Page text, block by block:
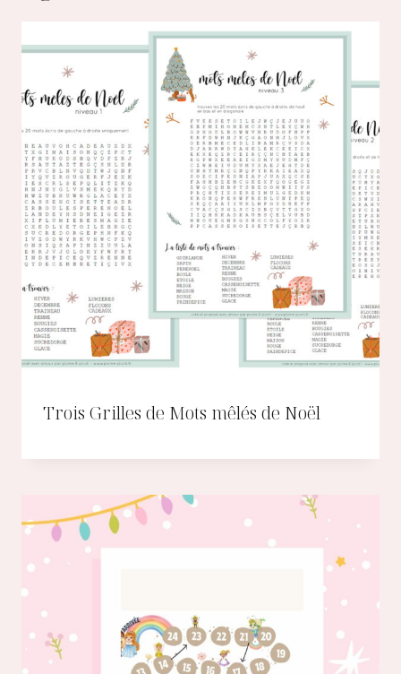
Trois Grilles de Mots mêlés de Noël